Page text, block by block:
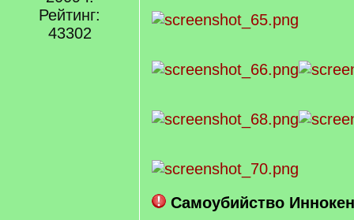
Рейтинг:
43302
Самоубийство